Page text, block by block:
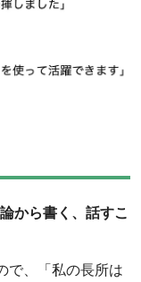
から書く、話すこ
で、「私の長所は